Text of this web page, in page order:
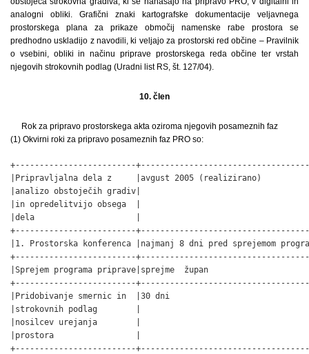
analogni obliki. Grafični znaki kartografske dokumentacije veljavnega
prostorskega plana za prikaze območij namenske rabe prostora se
predhodno uskladijo z navodili, ki veljajo za prostorski red občine – Pravilnik
o vsebini, obliki in načinu priprave prostorskega reda občine ter vrstah
njegovih strokovnih podlag (Uradni list RS, št. 127/04).
10. člen
Rok za pripravo prostorskega akta oziroma njegovih posameznih faz
(1) Okvirni roki za pripravo posameznih faz PRO so:
+-------------------------
|Pripravljalna dela z     |avgust 2005 (realizirano)
|analizo obstoječih gradiv|
|in opredelitvijo obsega  |
|dela                     |
+-------------------------
|1. Prostorska konferenca |najmanj 8 dni pred sprejemom
+-------------------------
|Sprejem programa priprave|sprejme  župan
+-------------------------
|Pridobivanje smernic in  |30 dni
|strokovnih podlag        |
|nosilcev urejanja        |
|prostora                 |
+-------------------------